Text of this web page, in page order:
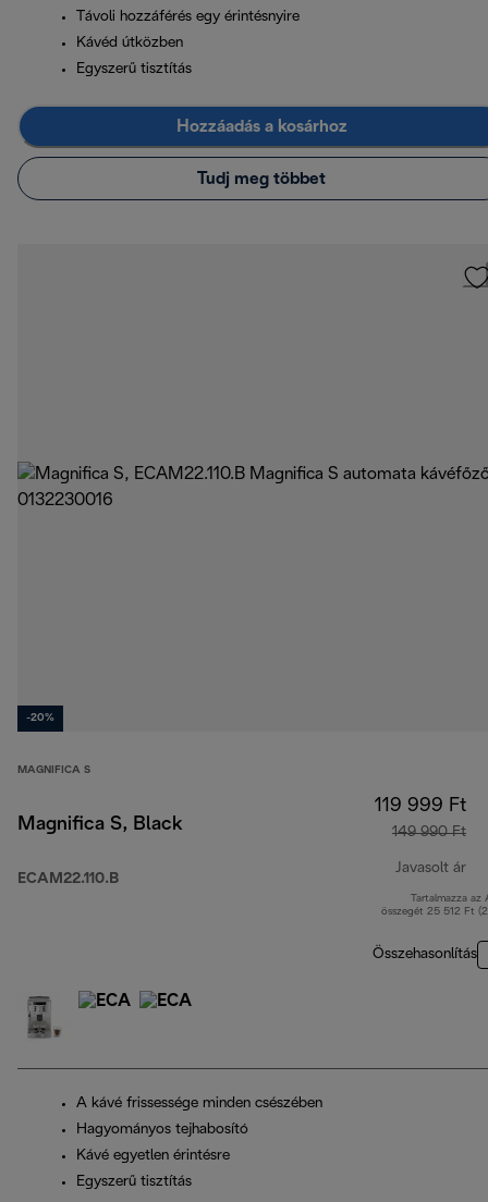
Távoli hozzáférés egy érintésnyire
Kávéd útközben
Egyszerű tisztítás
Hozzáadás a kosárhoz
Tudj meg többet
-20%
MAGNIFICA S
Magnifica S, Black
ECAM22.110.B
119 999 Ft
149 990 Ft
Javasolt ár
Tartalmazza az
összegét 25 512 Ft
Összehasonlítás
A kávé frissessége minden csészében
Hagyományos tejhabosító
Kávé egyetlen érintésre
Egyszerű tisztítás